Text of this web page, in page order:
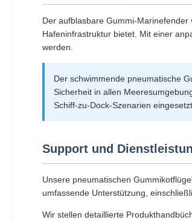
Der aufblasbare Gummi-
Hafeninfrastruktur bietet. Mit einer
werden.
Der schwimmende pneumatische
Sicherheit in allen
Schiff-zu-Dock-Szenarien
Support und
Unsere pneumatischen
umfassende Unterstützung,
Wir stellen detaillierte